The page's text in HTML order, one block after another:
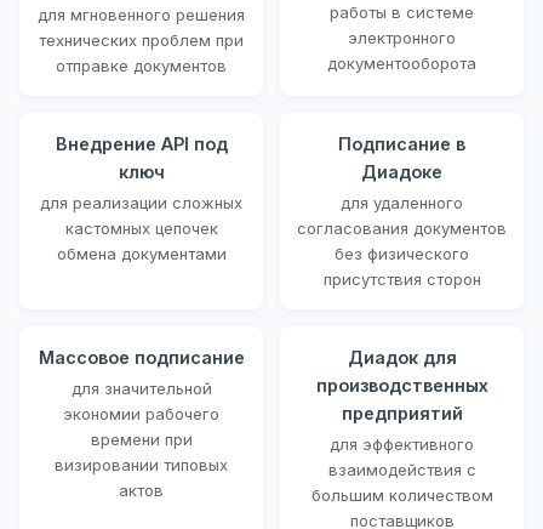
для мгновенного решения
технических проблем при
отправке документов
работы в системе
электронного
документооборота
Внедрение API под
ключ
для реализации сложных
кастомных цепочек
обмена документами
Подписание в
Диадоке
для удаленного
согласования документов
без физического
присутствия сторон
Массовое подписание
для значительной
экономии рабочего
времени при
визировании типовых
актов
Диадок для
производственных
предприятий
для эффективного
взаимодействия с
большим количеством
поставщиков